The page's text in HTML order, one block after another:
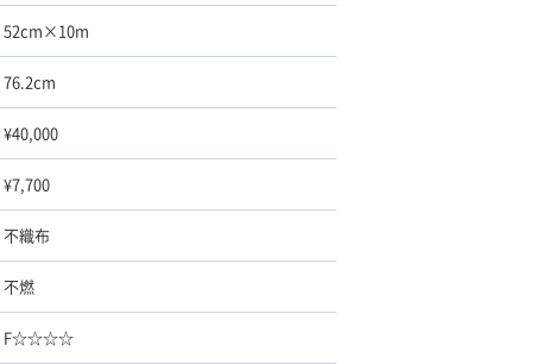
52cm×10m
76.2cm
¥40,000
¥7,700
不織布
不燃
F☆☆☆☆